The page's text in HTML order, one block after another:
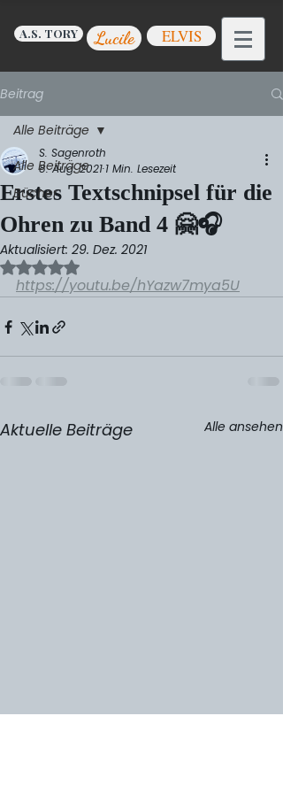
A.S. TORY Lucile ELVIS
Beitrag
Alle Beiträge
Bücher
Alle Beiträge
Erstes Textschnipsel für die
Ohren zu Band 4 🤗🎧
S. Sagenroth
8. Aug. 2021 1 Min. Lesezeit
Aktualisiert: 29. Dez. 2021
Mit NaN von 5 Sternen bewertet.
https://youtu.be/hYazw7mya5U
Aktuelle Beiträge Alle ansehen